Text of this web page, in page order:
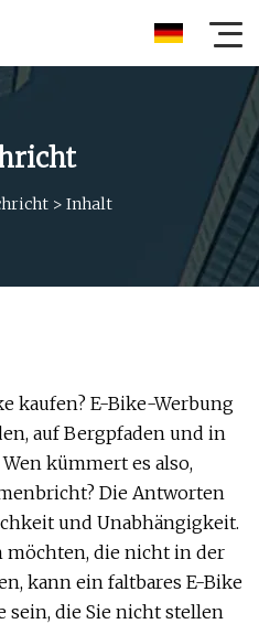
> Inhalt
kaufen? E-Bike-Werbung
auf Bergpfaden und in
kümmert es also,
Die Antworten
und Unabhängigkeit.
möchten, die nicht in der
kann ein faltbares E-Bike
sein, die Sie nicht stellen